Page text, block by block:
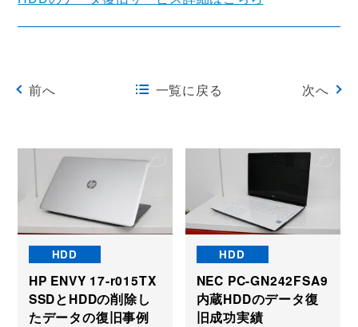
前へ 一覧に戻る 次へ
HDD
HP ENVY 17-r015TX
SSDとHDDの削除し
たデータの復旧事例
HDD
NEC PC-GN242FSA9
内蔵HDDのデータ復
旧成功実績